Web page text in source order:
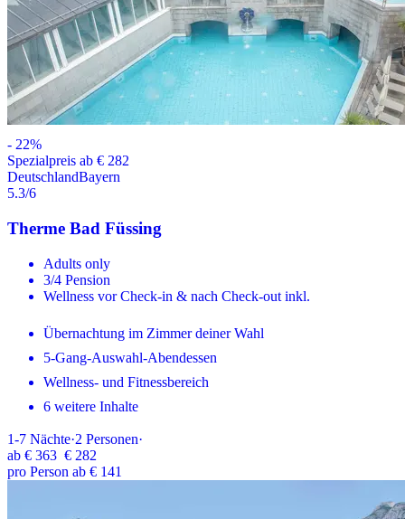
- 22%
Spezialpreis ab € 282
DeutschlandBayern
5.3/6
Therme Bad Füssing
Adults only
3/4 Pension
Wellness vor Check-in & nach Check-out inkl.
Übernachtung im Zimmer deiner Wahl
5-Gang-Auswahl-Abendessen
Wellness- und Fitnessbereich
6 weitere Inhalte
1-7 Nächte·2 Personen·
ab € 363 € 282
pro Person ab € 141